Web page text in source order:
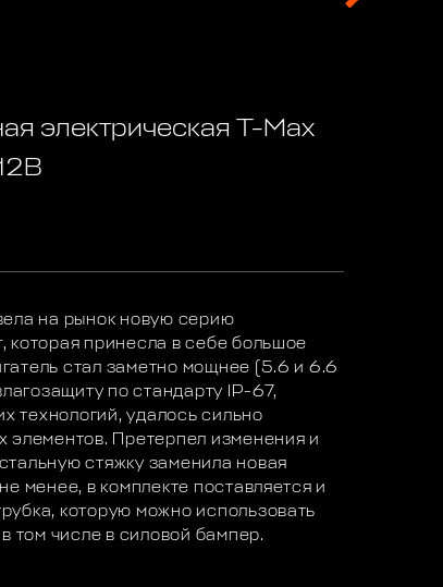
электрическая T-Max
на рынок новую серию
которая принесла в себе большое
стал заметно мощнее (5.6 и 6.6
по стандарту IP-67,
технологий, удалось сильно
элементов. Претерпел изменения и
стяжку заменила новая
менее, в комплекте поставляется и
которую можно использовать
том числе в силовой бампер.